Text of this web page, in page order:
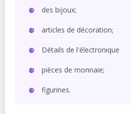
des bijoux;
articles de décoration;
Détails de l'électronique
pièces de monnaie;
figurines.